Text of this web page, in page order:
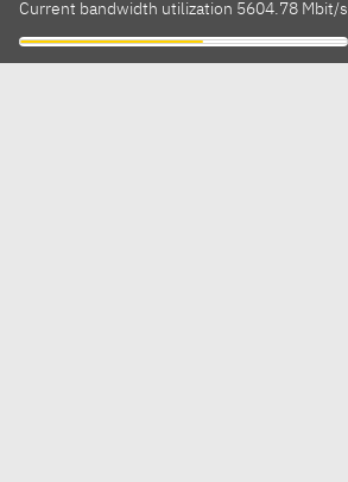
Current bandwidth utilization 5604.78 Mbit/s